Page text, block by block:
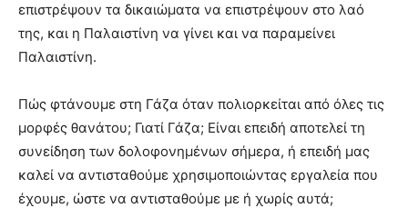
επιστρέψουν τα δικαιώματα να επιστρέψουν στο λαό
της, και η Παλαιστίνη να γίνει και να παραμείνει
Παλαιστίνη.
Πώς φτάνουμε στη Γάζα όταν πολιορκείται από όλες τις
μορφές θανάτου; Γιατί Γάζα; Είναι επειδή αποτελεί τη
συνείδηση των δολοφονημένων σήμερα, ή επειδή μας
καλεί να αντισταθούμε χρησιμοποιώντας εργαλεία που
έχουμε, ώστε να αντισταθούμε με ή χωρίς αυτά;